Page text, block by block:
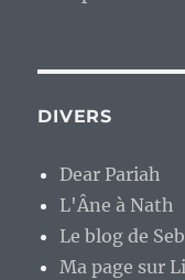
DIVERS
Dear Pariah
L'Âne à Nath
Le blog de
Ma page sur